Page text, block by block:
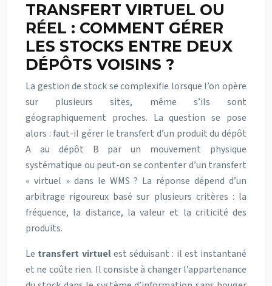
TRANSFERT VIRTUEL OU
RÉEL : COMMENT GÉRER
LES STOCKS ENTRE DEUX
DÉPÔTS VOISINS ?
La gestion de stock se complexifie lorsque l’on opère
sur plusieurs sites, même s’ils sont
géographiquement proches. La question se pose
alors : faut-il gérer le transfert d’un produit du dépôt
A au dépôt B par un mouvement physique
systématique ou peut-on se contenter d’un transfert
« virtuel » dans le WMS ? La réponse dépend d’un
arbitrage rigoureux basé sur plusieurs critères : la
fréquence, la distance, la valeur et la criticité des
produits.
Le transfert virtuelest séduisant : il est instantané
et ne coûte rien. Il consiste à changer l’appartenance